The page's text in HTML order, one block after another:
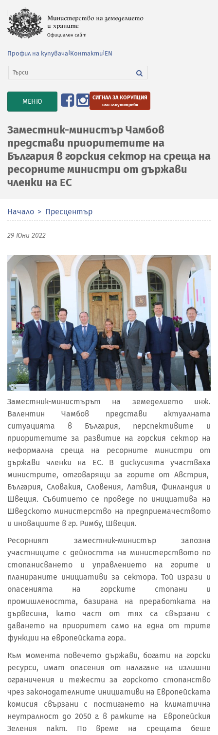
Профил на купувача Контакти EN
TOGGLE
NAVIGATION
МЕНЮ СИГНАЛ ЗА КОРУПЦИЯ
или злоупотреби
Заместник-министър Чамбов
представи приоритетите на
България в горския сектор на среща на
ресорните министри от държави
членки на ЕС
Начало Пресцентър
29 Юни 2022
Заместник-министърът на земеделието инж.
Валентин Чамбов представи актуалната
ситуацията в България, перспективите и
приоритетите за развитие на горския сектор на
неформална среща на ресорните министри от
държави членки на ЕС. В дискусията участваха
министрите, отговарящи за горите от Австрия,
България, Словакия, Словения, Латвия, Финландия и
Швеция. Събитието се проведе по инициатива на
Шведското министерство на предприемачеството
и иновациите в гр. Римбу, Швеция.
Ресорният заместник-министър запозна
участниците с дейността на министерството по
стопанисването и управлението на горите и
планираните инициативи за сектора. Той изрази и
опасенията на горските стопани и
промишлеността, базирана на преработката на
дървесина, като част от тях са свързани с
даването на приоритет само на една от трите
функции на европейската гора.
Към момента повечето държави, богати на горски
ресурси, имат опасения от налагане на излишни
ограничения и тежести за горското стопанство
чрез законодателните инициативи на Европейската
комисия свързани с постигането на климатична
неутралност до 2050 г. в рамките на Европейския
Зеления пакт. По време на срещата беше